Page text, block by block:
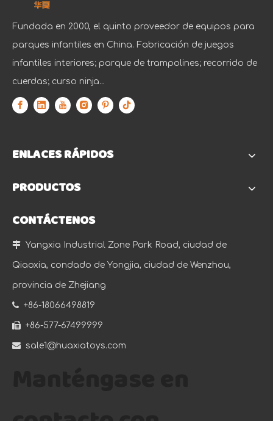
Fundada en 2000, el quinto proveedor de equipos para
parques infantiles en China. Fabricación de juegos
infantiles interiores; parque de trampolines; recorrido de
cuerdas; curso ninja...
ENLACES RÁPIDOS
PRODUCTOS
CONTÁCTENOS
 Yangxia Industrial Zone Park Road, ciudad de
Qiaoxia, condado de Yongjia, ciudad de Wenzhou,
provincia de Zhejiang
 +86-18066498819
 +86-577-67499999
 sale1@huaxiatoys.com